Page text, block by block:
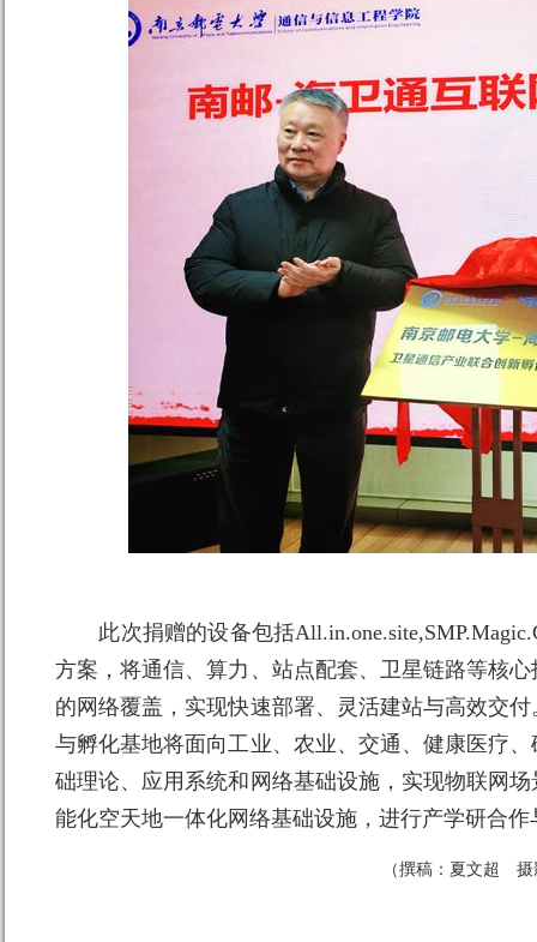
此次捐赠的设备包括
方案，将通信、算力、站点配套、卫星链路等核
的网络覆盖，实现快速部署、灵活建站与高效交
与孵化基地将面向工业、农业、交通、健康医疗
础理论、应用系统和网络基础设施，实现物联网
能化空天地一体化网络基础设施，进行产学研合作
（撰稿：夏文超